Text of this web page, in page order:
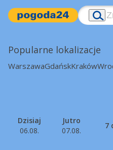
Popularne lokalizacje
WarszawaGdańskKraków
Dzisiaj
06.08.
Jutro
07.08.
7